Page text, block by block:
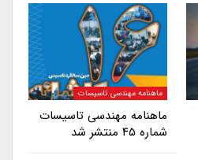
ماهنامه مهندسی تاسیسات
ماهنامه مهندسی تاسیسات
شماره ۴۵ منتشر شد